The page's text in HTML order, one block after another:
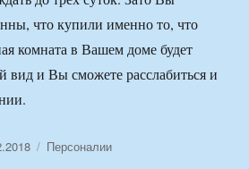
что купили именно то, что
комната в Вашем доме будет
вид и Вы сможете расслабиться и
Рубрики
Персоналии